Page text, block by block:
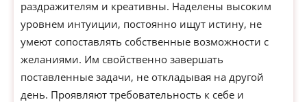
раздражителям и креативны. Наделены высоким
уровнем интуиции, постоянно ищут истину, не
умеют сопоставлять собственные возможности с
желаниями. Им свойственно завершать
поставленные задачи, не откладывая на другой
день. Проявляют требовательность к себе и